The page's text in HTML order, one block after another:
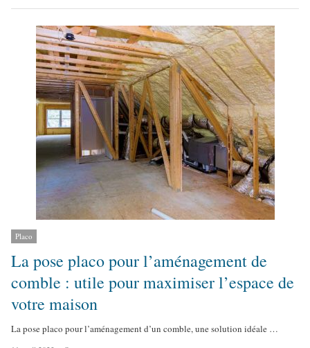
u
h
o
r
Placo
La pose placo pour l’aménagement de
comble : utile pour maximiser l’espace de
votre maison
La pose placo pour l’aménagement d’un comble, une solution idéale …